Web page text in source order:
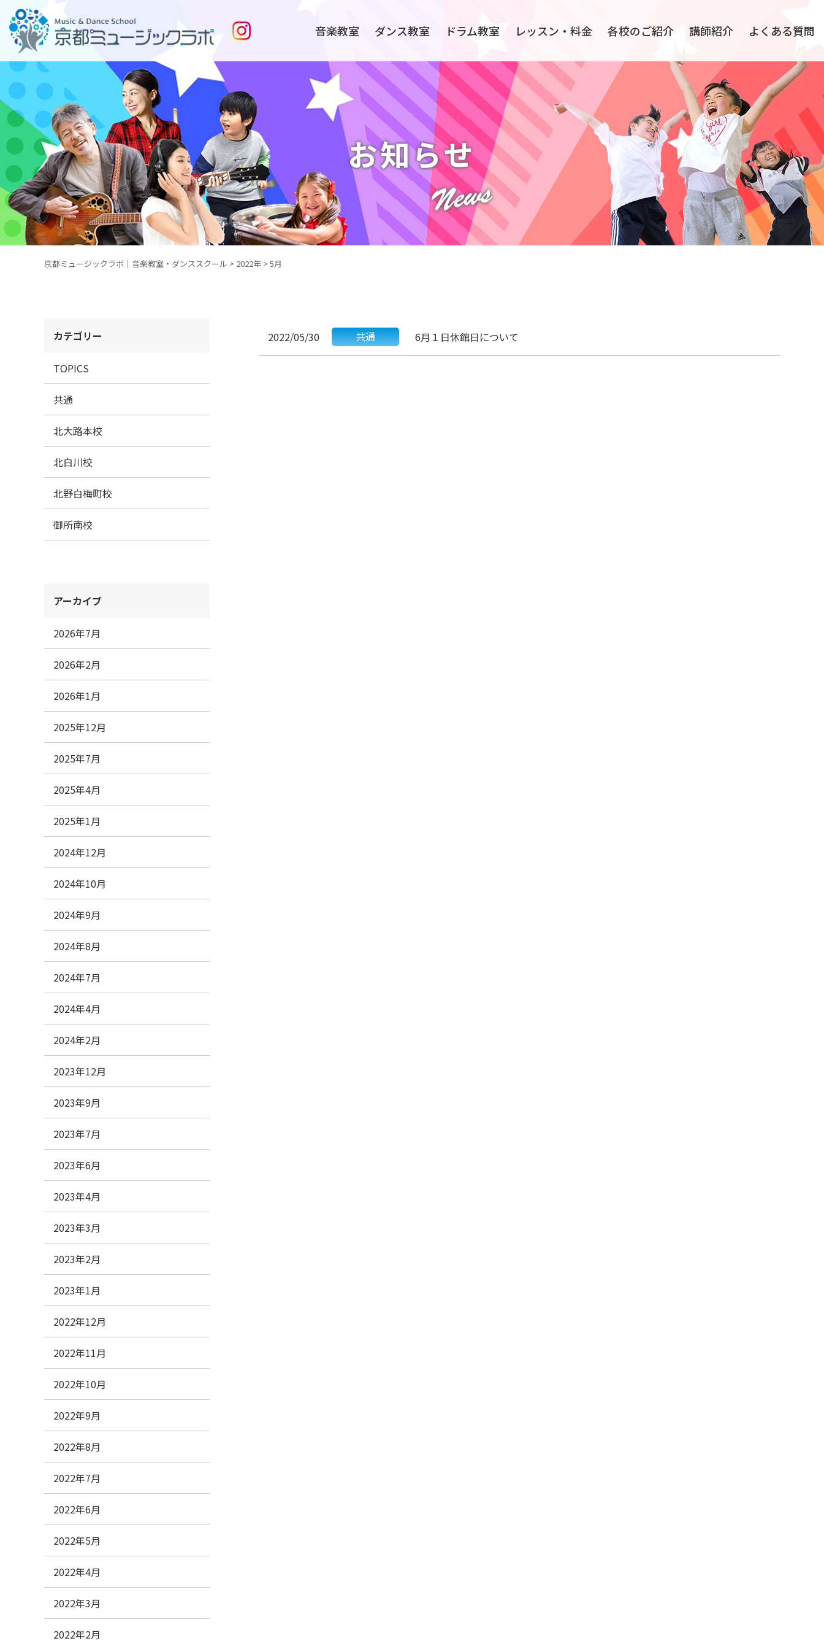
音楽教室 ダンス教室 ドラム教室 レッスン・料金 各校のご紹介 講師紹介 よくある質問
お知らせ
京都ミュージックラボ｜音楽教室・ダンススクール > 2022年 > 5月
2022/05/30 共通 6月１日休館日について
カテゴリー
TOPICS
共通
北大路本校
北白川校
北野白梅町校
御所南校
アーカイブ
2026年7月
2026年2月
2026年1月
2025年12月
2025年7月
2025年4月
2025年1月
2024年12月
2024年10月
2024年9月
2024年8月
2024年7月
2024年4月
2024年2月
2023年12月
2023年9月
2023年7月
2023年6月
2023年4月
2023年3月
2023年2月
2023年1月
2022年12月
2022年11月
2022年10月
2022年9月
2022年8月
2022年7月
2022年6月
2022年5月
2022年4月
2022年3月
2022年2月